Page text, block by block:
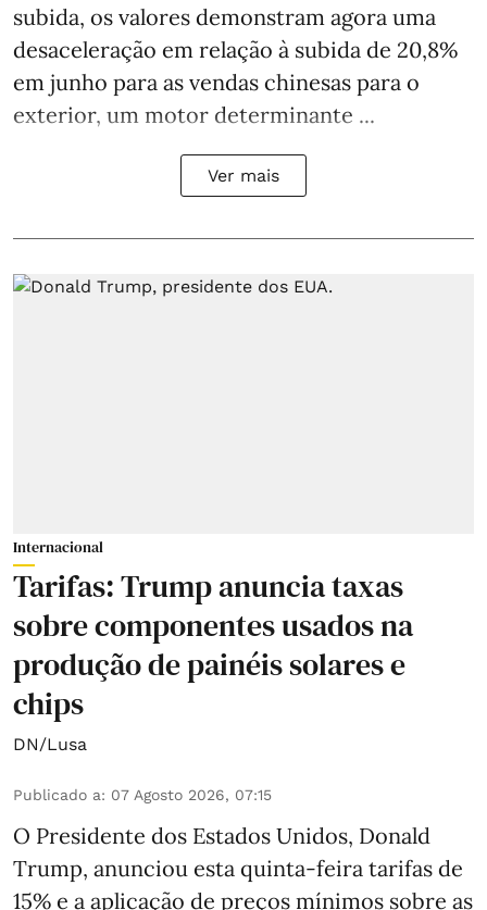
subida, os valores demonstram agora uma
desaceleração em relação à subida de 20,8%
em junho para as vendas chinesas para o
exterior, um motor determinante ...
Ver mais
Internacional
Tarifas: Trump anuncia taxas
sobre componentes usados na
produção de painéis solares e
chips
DN/Lusa
Publicado a: 07 Agosto 2026, 07:15
O Presidente dos Estados Unidos, Donald
Trump, anunciou esta quinta-feira tarifas de
15% e a aplicação de preços mínimos sobre as